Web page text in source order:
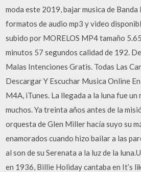
moda este 2019, bajar musica de
formatos de audio mp3 y video
subido por MORELOS MP4 tamaño
minutos 57 segundos calidad de 192.
Malas Intenciones Gratis. Todas Las
Descargar Y Escuchar Musica Online
M4A, iTunes. La llegada a la luna fue
muchos. Ya treinta años antes de la
orquesta de Glen Miller hacía suyo su
enamorados cuando hizo bailar a las
al son de su Serenata a la luz de la
en 1936, Billie Holiday cantaba en It’s